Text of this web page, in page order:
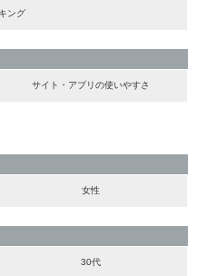
ング
サイト・アプリの使いやすさ
女性
30代